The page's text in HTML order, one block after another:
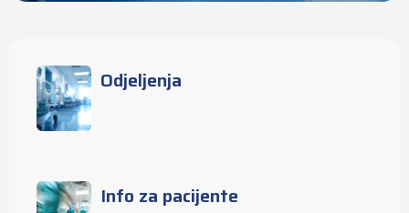
Odjeljenja
Info za pacijente